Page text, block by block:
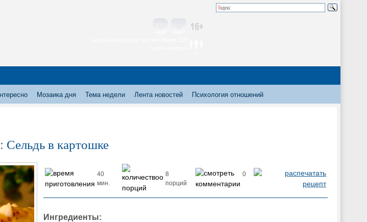
Мозаика дня Тема недели Лента новостей Психология отношений
Сельдь в картошке
40
мин.
8
порций
0
Ингредиенты: